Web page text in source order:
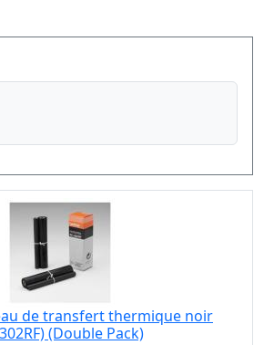
de transfert thermique noir
(Double Pack)